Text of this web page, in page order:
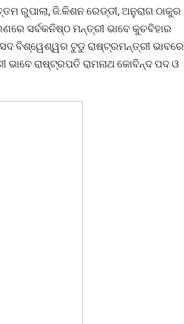
ରୁପାଲା, ଜି.କିଶନ ରେଡ୍ଡୀ, ଅନୁରାଗ ଠାକୁର
ସର୍ବକନିଷ୍ଠ ମନ୍ତ୍ରୀ ଭାବେ କୁଚବିହାର
ବିଶ୍ୱେଶ୍ୱର ଟୁଡୁ ରାଷ୍ଟ୍ରମନ୍ତ୍ରୀ ଭାବରେ
ରାଷ୍ଟ୍ରପତି ରାମନାଥ କୋବିନ୍ଦ ପଦ ଓ